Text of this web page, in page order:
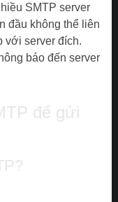
SMTP server
đầu không thể liên
với server đích.
báo đến server
để gửi